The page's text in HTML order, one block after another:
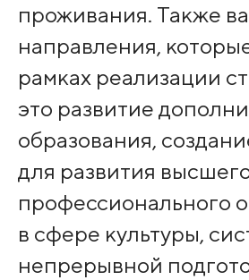
проживания. Также
направления,
рамках реализации
это развитие
образования,
для развития
профессионального
в сфере культуры,
непрерывной